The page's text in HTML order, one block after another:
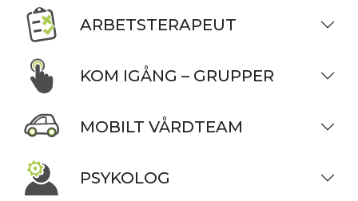
ARBETSTERAPEUT
KOM IGÅNG – GRUPPER
MOBILT VÅRDTEAM
PSYKOLOG